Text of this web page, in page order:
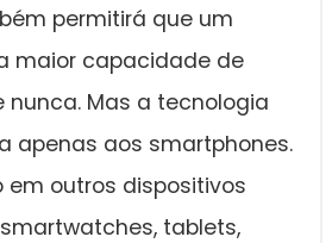
permitirá que um
maior capacidade de
nunca. Mas a tecnologia
apenas aos smartphones.
em outros dispositivos
tablets,